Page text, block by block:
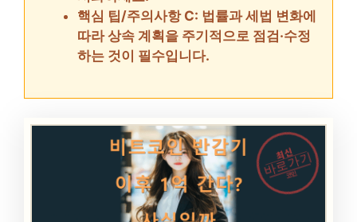
핵심 팁/주의사항 C: 법률과 세법 변화에
따라 상속 계획을 주기적으로 점검·수정
하는 것이 필수입니다.
최신
바로가기
코인